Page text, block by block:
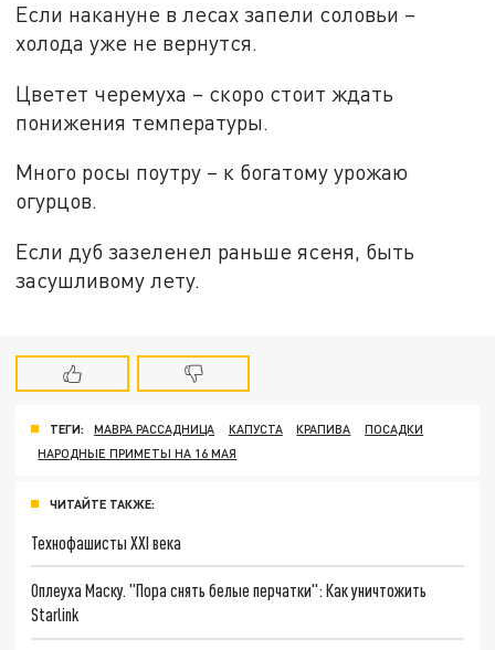
Если накануне в лесах запели соловьи –
холода уже не вернутся.
Цветет черемуха – скоро стоит ждать
понижения температуры.
Много росы поутру – к богатому урожаю
огурцов.
Если дуб зазеленел раньше ясеня, быть
засушливому лету.
ТЕГИ: МАВРА РАССАДНИЦА КАПУСТА КРАПИВА
ПОСАДКИ
НАРОДНЫЕ ПРИМЕТЫ НА 16 МАЯ
ЧИТАЙТЕ ТАКЖЕ:
Технофашисты XXI века
Оплеуха Маску. "Пора снять белые перчатки": Как уничтожить
Starlink